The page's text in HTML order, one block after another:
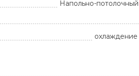
Напольно-